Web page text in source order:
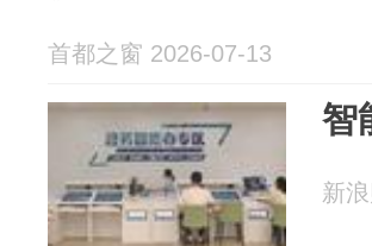
首都之窗 2026-07-13
智
新